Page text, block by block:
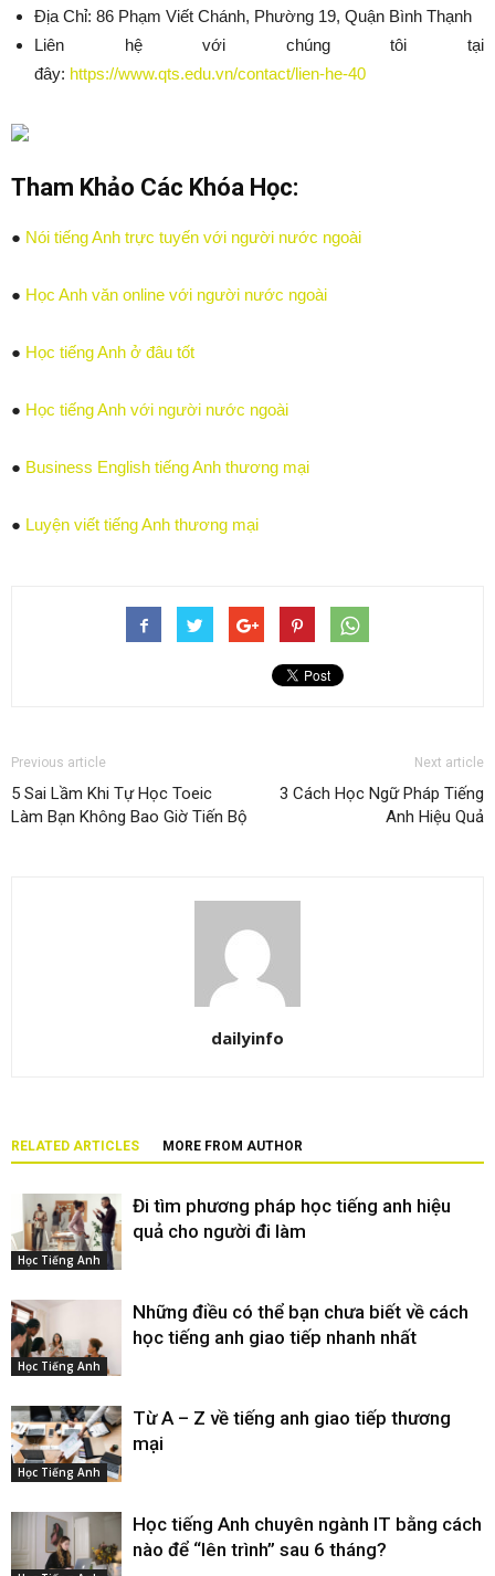
Địa Chỉ: 86 Phạm Viết Chánh, Phường 19, Quận Bình Thạnh
Liên hệ với chúng tôi tại
đây: https://www.qts.edu.vn/contact/lien-he-40
Tham Khảo Các Khóa Học:
● Nói tiếng Anh trực tuyến với người nước ngoài
● Học Anh văn online với người nước ngoài
● Học tiếng Anh ở đâu tốt
● Học tiếng Anh với người nước ngoài
● Business English tiếng Anh thương mại
● Luyện viết tiếng Anh thương mại
Previous article
5 Sai Lầm Khi Tự Học Toeic
Làm Bạn Không Bao Giờ Tiến Bộ
Next article
3 Cách Học Ngữ Pháp Tiếng
Anh Hiệu Quả
dailyinfo
RELATED ARTICLES MORE FROM AUTHOR
Học Tiếng Anh
Đi tìm phương pháp học tiếng anh hiệu
quả cho người đi làm
Học Tiếng Anh
Những điều có thể bạn chưa biết về cách
học tiếng anh giao tiếp nhanh nhất
Học Tiếng Anh
Từ A – Z về tiếng anh giao tiếp thương
mại
Học tiếng Anh chuyên ngành IT bằng cách
nào để “lên trình” sau 6 tháng?